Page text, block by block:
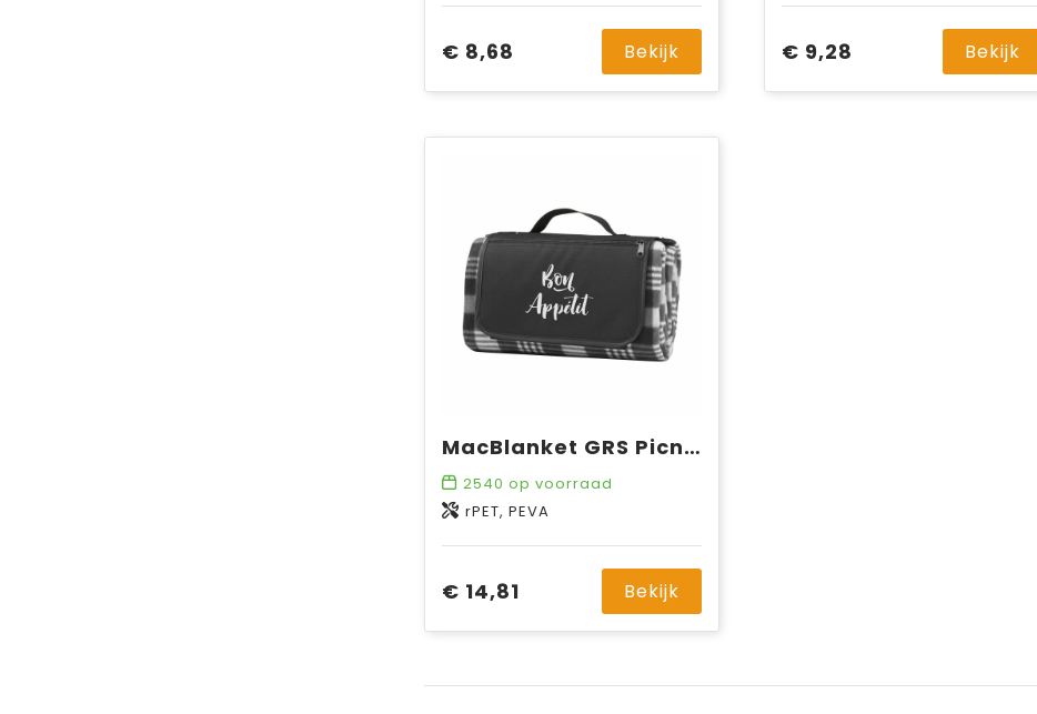
€ 8,68 Bekijk € 9,28 Bekijk
MacBlanket GRS Picnic Blanket picknickkleed
2540 op voorraad
rPET, PEVA
€ 14,81 Bekijk